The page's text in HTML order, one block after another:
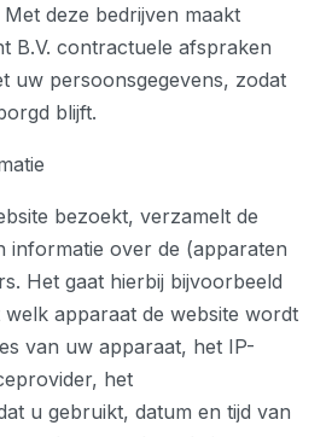
deze bedrijven maakt
B.V. contractuele afspraken
uw persoonsgegevens, zodat
blijft.
bezoekt, verzamelt de
informatie over de (apparaten
Het gaat hierbij bijvoorbeeld
apparaat de website wordt
van uw apparaat, het IP-
het
u gebruikt, datum en tijd van